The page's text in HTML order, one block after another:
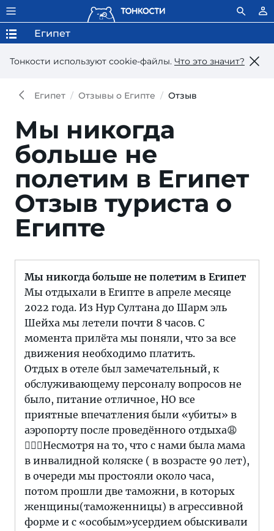
Тонкости используют сookie-файлы. Что это значит?
Египет
Египет Отзывы о Египте Отзыв
Мы никогда
больше не
полетим в Египет
Отзыв туриста о
Египте
Мы никогда больше не полетим в Египет
Мы отдыхали в Египте в апреле месяце
2022 года. Из Нур Султана до Шарм эль
Шейха мы летели почти 8 часов. С
момента прилёта мы поняли, что за все
движения необходимо платить.
Отдых в отеле был замечательный, к
обслуживающему персоналу вопросов не
было, питание отличное, НО все
приятные впечатления были «убиты» в
аэропорту после проведённого отдыха😩
🤦🏻‍♂️Несмотря на то, что с нами была мама
в инвалидной коляске ( в возрасте 90 лет),
в очереди мы простояли около часа,
потом прошли две таможни, в которых
женщины(таможенницы) в агрессивной
форме и с «особым»усердием обыскивали